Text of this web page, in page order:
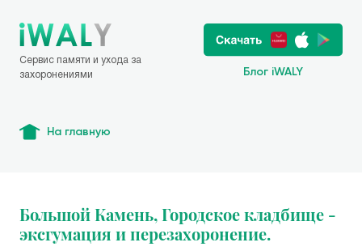
Сервис памяти и ухода за
захоронениями
Блог iWALY
На главную
Большой Камень, Городское кладбище -
эксгумация и перезахоронение.